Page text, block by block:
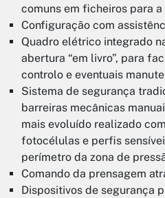
comuns em ficheiros para
Configuração com
Quadro elétrico integrado
abertura “em livro”, para
controlo e eventuais
Sistema de segurança
barreiras mecânicas
mais evoluído realizado
fotocélulas e perfis
perímetro da zona de
Comando da prensagem
Dispositivos de segurança